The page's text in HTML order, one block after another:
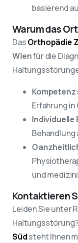
basierend
Warum das
DasOrthopädie
Wienfür die
Kompetenz:
Erfahrung
Individuelle
und
Kontaktieren
Leiden Sie unter
Südsteht Ihnen